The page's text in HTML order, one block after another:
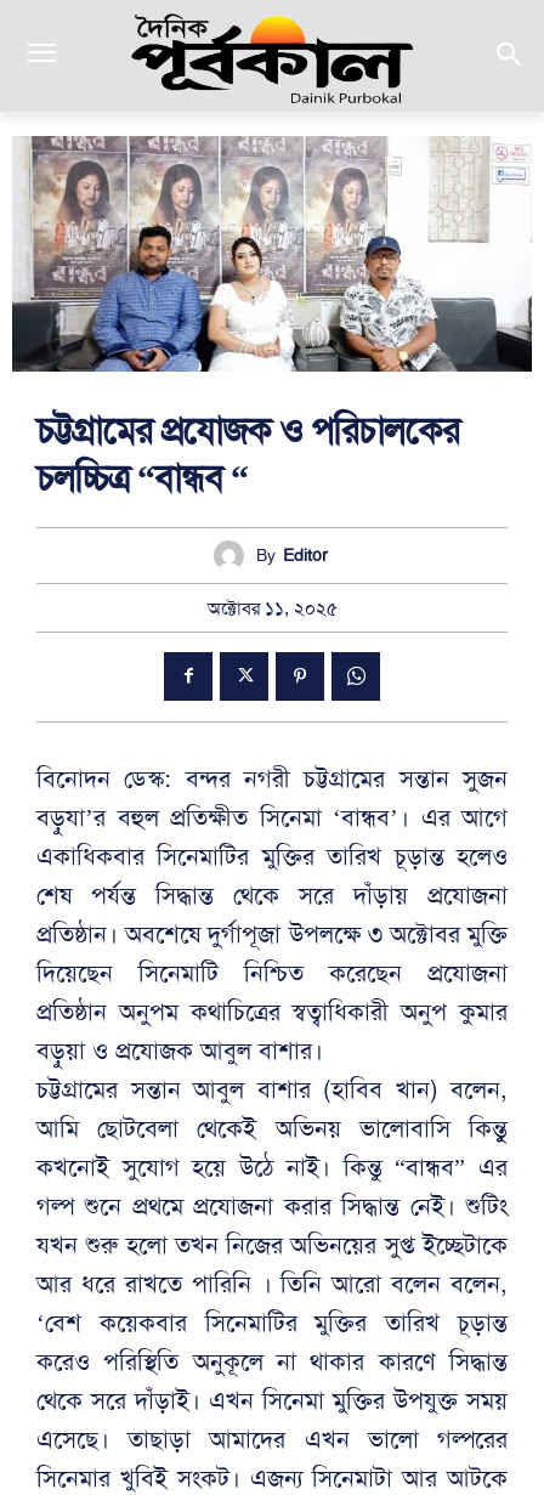
চট্টগ্রামের প্রযোজক ও পরিচালকের
চলচ্চিত্র “বান্ধব “
By Editor
অক্টোবর ১১, ২০২৫
বিনোদন ডেস্ক: বন্দর নগরী চট্টগ্রামের সন্তান সুজন
বড়ুযা’র বহুল প্রতিক্ষীত সিনেমা ‘বান্ধব’। এর আগে
একাধিকবার সিনেমাটির মুক্তির তারিখ চূড়ান্ত হলেও
শেষ পর্যন্ত সিদ্ধান্ত থেকে সরে দাঁড়ায় প্রযোজনা
প্রতিষ্ঠান। অবশেষে দুর্গাপূজা উপলক্ষে ৩ অক্টোবর মুক্তি
দিয়েছেন সিনেমাটি নিশ্চিত করেছেন প্রযোজনা
প্রতিষ্ঠান অনুপম কথাচিত্রের স্বত্বাধিকারী অনুপ কুমার
বড়ুয়া ও প্রযোজক আবুল বাশার।
চট্টগ্রামের সন্তান আবুল বাশার (হাবিব খান) বলেন,
আমি ছোটবেলা থেকেই অভিনয় ভালোবাসি কিন্তুু
কখনোই সুযোগ হয়ে উঠে নাই। কিন্তু “বান্ধব” এর
গল্প শুনে প্রথমে প্রযোজনা করার সিদ্ধান্ত নেই। শুটিং
যখন শুরু হলো তখন নিজের অভিনয়ের সুপ্ত ইচ্ছেটাকে
আর ধরে রাখতে পারিনি । তিনি আরো বলেন বলেন,
‘বেশ কয়েকবার সিনেমাটির মুক্তির তারিখ চূড়ান্ত
করেও পরিস্থিতি অনুকূলে না থাকার কারণে সিদ্ধান্ত
থেকে সরে দাঁড়াই। এখন সিনেমা মুক্তির উপযুক্ত সময়
এসেছে। তাছাড়া আমাদের এখন ভালো গল্পরের
সিনেমার খুবিই সংকট। এজন্য সিনেমাটা আর আটকে